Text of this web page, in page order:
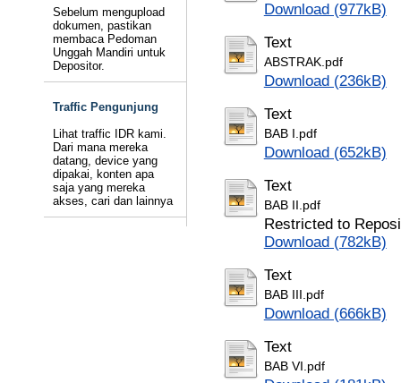
Sebelum mengupload
dokumen, pastikan
membaca Pedoman
Unggah Mandiri untuk
Depositor.
Traffic Pengunjung
Lihat traffic IDR kami.
Dari mana mereka
datang, device yang
dipakai, konten apa
saja yang mereka
akses, cari dan lainnya
Download (977kB)
Text
ABSTRAK.pdf
Download (236kB)
Text
BAB I.pdf
Download (652kB)
Text
BAB II.pdf
Restricted to
Download (782kB)
Text
BAB III.pdf
Download (666kB)
Text
BAB VI.pdf